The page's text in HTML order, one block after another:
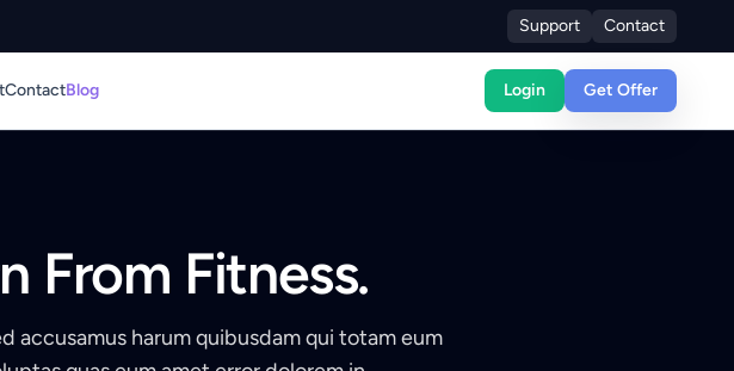
Support Contact
ContactBlog Login Get Offer
From Fitness.
accusamus harum quibusdam qui totam eum